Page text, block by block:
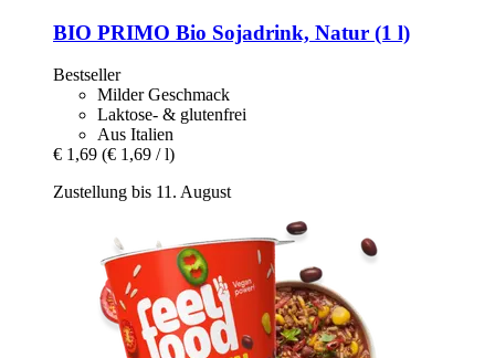
BIO PRIMO Bio Sojadrink, Natur (1 l)
Bestseller
Milder Geschmack
Laktose- & glutenfrei
Aus Italien
€ 1,69 (€ 1,69 / l)
Zustellung bis 11. August